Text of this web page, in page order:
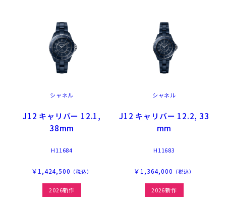
シャネル
J12 キャリバー 12.1,
38mm
H11684
￥1,424,500 （税込）
2026新作
シャネル
J12 キャリバー 12.2, 33
mm
H11683
￥1,364,000 （税込）
2026新作